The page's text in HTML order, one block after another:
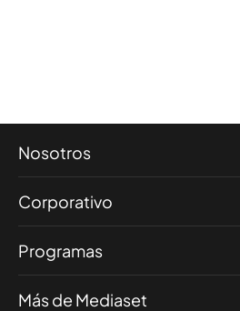
Nosotros
Corporativo
Programas
Más de Mediaset